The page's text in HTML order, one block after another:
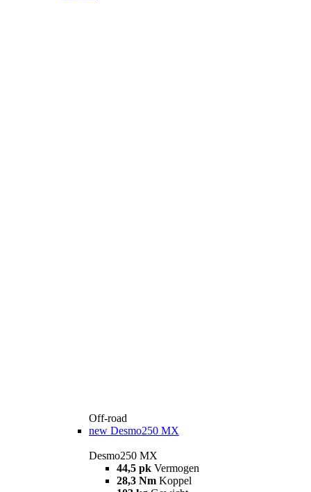
Off-road
new Desmo250 MX
Desmo250 MX
44,5 pk Vermogen
28,3 Nm Koppel